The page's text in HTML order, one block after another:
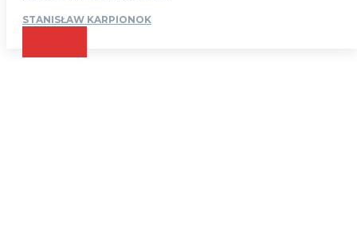
STANISŁAW KARPIONOK